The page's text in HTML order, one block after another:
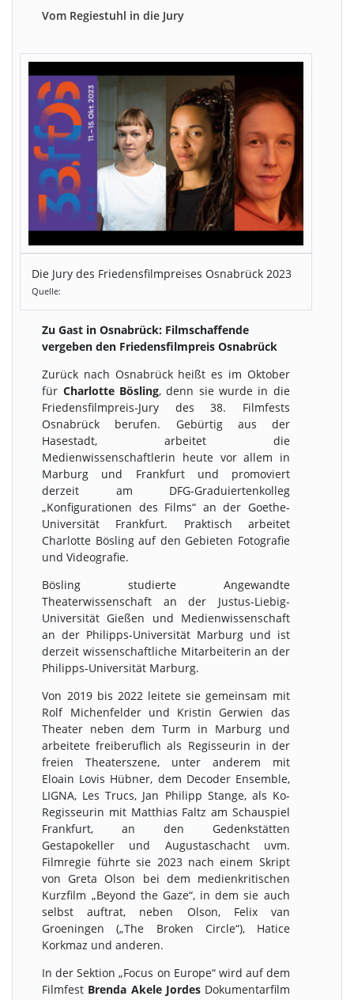
Vom Regiestuhl in die Jury
Die Jury des Friedensfilmpreises Osnabrück 2023
Quelle:
Zu Gast in Osnabrück: Filmschaffende
vergeben den Friedensfilmpreis Osnabrück
Zurück nach Osnabrück heißt es im Oktober
für Charlotte Bösling, denn sie wurde in die
Friedensfilmpreis-Jury des 38. Filmfests
Osnabrück berufen. Gebürtig aus der
Hasestadt, arbeitet die
Medienwissenschaftlerin heute vor allem in
Marburg und Frankfurt und promoviert
derzeit am DFG-Graduiertenkolleg
„Konfigurationen des Films“ an der Goethe-
Universität Frankfurt. Praktisch arbeitet
Charlotte Bösling auf den Gebieten Fotografie
und Videografie.
Bösling studierte Angewandte
Theaterwissenschaft an der Justus-Liebig-
Universität Gießen und Medienwissenschaft
an der Philipps-Universität Marburg und ist
derzeit wissenschaftliche Mitarbeiterin an der
Philipps-Universität Marburg.
Von 2019 bis 2022 leitete sie gemeinsam mit
Rolf Michenfelder und Kristin Gerwien das
Theater neben dem Turm in Marburg und
arbeitete freiberuflich als Regisseurin in der
freien Theaterszene, unter anderem mit
Eloain Lovis Hübner, dem Decoder Ensemble,
LIGNA, Les Trucs, Jan Philipp Stange, als Ko-
Regisseurin mit Matthias Faltz am Schauspiel
Frankfurt, an den Gedenkstätten
Gestapokeller und Augustaschacht uvm.
Filmregie führte sie 2023 nach einem Skript
von Greta Olson bei dem medienkritischen
Kurzfilm „Beyond the Gaze“, in dem sie auch
selbst auftrat, neben Olson, Felix van
Groeningen („The Broken Circle“), Hatice
Korkmaz und anderen.
In der Sektion „Focus on Europe“ wird auf dem
Filmfest Brenda Akele JordesDokumentarfilm